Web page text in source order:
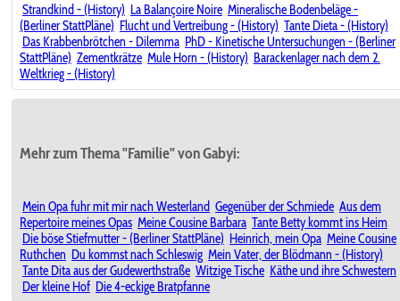
Strandkind - (History) La Balançoire Noire Mineralische Bodenbeläge -
(Berliner StattPläne) Flucht und Vertreibung - (History) Tante Dieta - (History)
Das Krabbenbrötchen - Dilemma PhD - Kinetische Untersuchungen - (Berliner
StattPläne) Zementkrätze Mule Horn - (History) Barackenlager nach dem 2.
Weltkrieg - (History)
Mehr zum Thema "Familie" von Gabyi:
Mein Opa fuhr mit mir nach Westerland Gegenüber der Schmiede Aus dem
Repertoire meines Opas Meine Cousine Barbara Tante Betty kommt ins Heim
Die böse Stiefmutter - (Berliner StattPläne) Heinrich, mein Opa Meine Cousine
Ruthchen Du kommst nach Schleswig Mein Vater, der Blödmann - (History)
Tante Dita aus der Gudewerthstraße Witzige Tische Käthe und ihre Schwestern
Der kleine Hof Die 4-eckige Bratpfanne